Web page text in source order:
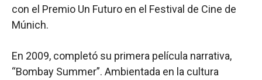
con el Premio Un Futuro en el Festival de Cine de
Múnich.
En 2009, completó su primera película narrativa,
“Bombay Summer”. Ambientada en la cultura